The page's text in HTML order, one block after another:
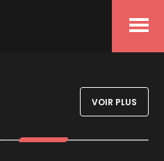
Menu
VOIR PLUS